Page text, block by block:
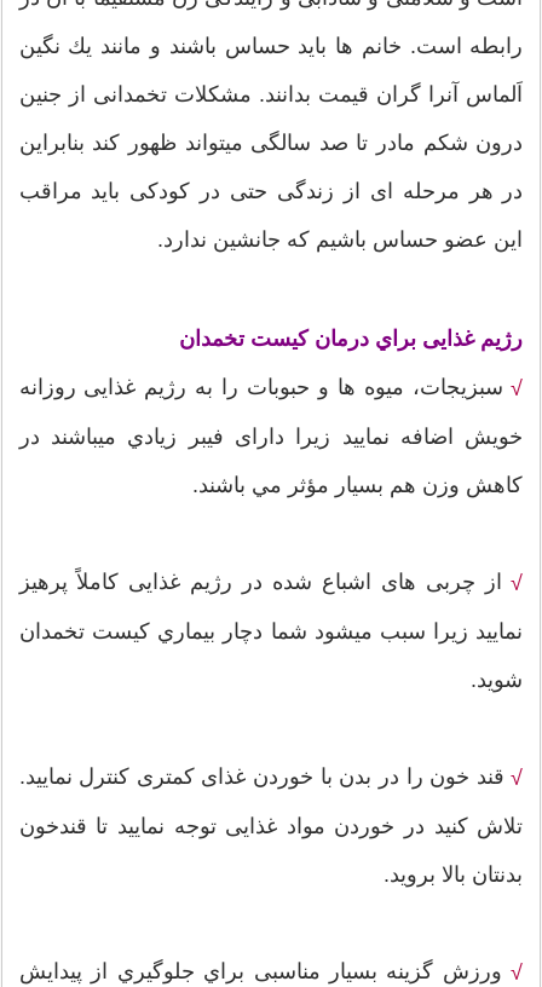
رابطه است. خانم ها باید حساس باشند و مانند یك نگین
اَلماس آنرا گران قیمت بدانند. مشكلات تخمدانی از جنین
درون شكم مادر تا صد سالگی میتواند ظهور كند بنابراين
در هر مرحله ای از زندگی حتی در كودكی باید مراقب
این عضو حساس باشیم كه جانشین ندارد.
رژیم غذایی براي درمان کیست تخمدان
√سبزیجات، میوه ها و حبوبات را به رژیم غذایی روزانه
خویش اضافه نمایید زیرا دارای فیبر زيادي ميباشند در
کاهش وزن هم بسیار مؤثر مي باشند.
√ از چربی های اشباع شده در رژیم غذایی کاملاً پرهیز
نمایید زیرا سبب ميشود شما دچار بیماري کیست تخمدان
شوید.
√ قند خون را در بدن با خوردن غذای کمتری کنترل نمایید.
تلاش کنید در خوردن مواد غذایی توجه نمایید تا قندخون
بدنتان بالا بروید.
√ ورزش گزینه بسیار مناسبی براي جلوگيري از پیدایش